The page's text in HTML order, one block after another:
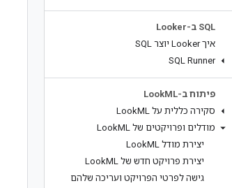
‫SQL ב-Looker
איך Looker יוצר SQL
SQL Runner
פיתוח ב-LookML
סקירה כללית על Look ML
מודלים ופרויקטים של Look ML
יצירת מודל Look ML
יצירת פרויקט חדש של Look ML
גישה לפרטי הפרויקט ועריכה שלהם